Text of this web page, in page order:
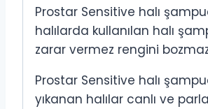
Prostar Sensitive halı
halılarda kullanılan halı
zarar vermez rengini
Prostar Sensitive halı
yıkanan halılar canlı ve